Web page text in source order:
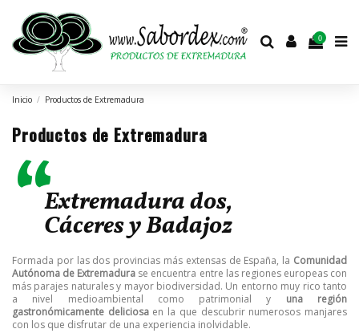
0
Inicio Productos de Extremadura
Productos de Extremadura
“Extremadura dos,
Cáceres y Badajoz
Formada por las dos provincias más extensas de España, la Comunidad
Autónoma de Extremadura se encuentra entre las regiones europeas con
más parajes naturales y mayor biodiversidad. Un entorno muy rico tanto
a nivel medioambiental como patrimonial y una región
gastronómicamente deliciosaen la que descubrir numerosos manjares
con los que disfrutar de una experiencia inolvidable.